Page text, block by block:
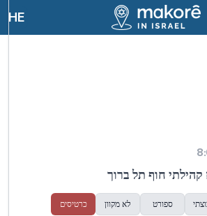
HE
חוף תל ברוך
ספורט לא מקוון כרטיסים